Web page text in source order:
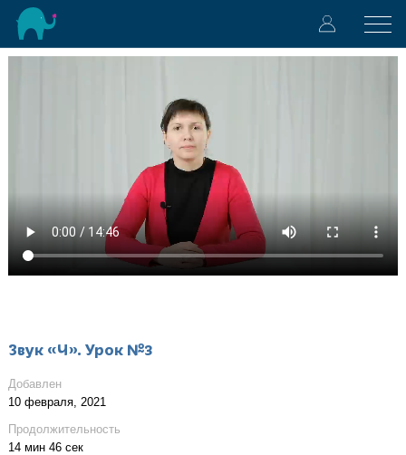
Звук «Ч». Урок №3
Добавлен
10 февраля, 2021
Продолжительность
14 мин 46 сек